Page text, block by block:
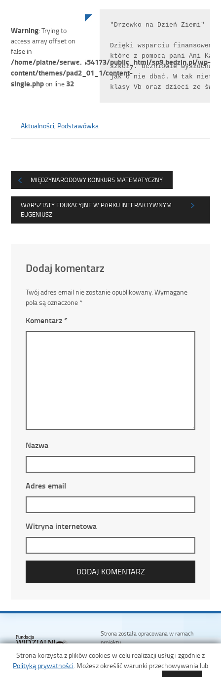
Warning: Trying to
access array offset on
false in
/home/platne/serwer454173/public_html/sp9.bedzin.pl/wp-
content/themes/pad2_01_1/content-
single.phpon line 32
"Drzewko na Dzień Ziemi"
Dzięki wsparciu finansowemu
które z pomocą pani Ani
szkoły. Uczniowie
jak o nie dbać. W tak
klasy Vb oraz dzieci ze
Aktualności, Podstawówka
MIĘDZYNARODOWY KONKURS MATEMATYCZNY
WARSZTATY EDUKACYJNE W PARKU INTERAKTYWNYM
EUGENIUSZ
Dodaj komentarz
Twój adres email nie zostanie opublikowany. Wymagane
pola są oznaczone *
Komentarz *
Nazwa
Adres email
Witryna internetowa
Strona została opracowana w ramach
projektu
Polska Akademia Dostępności
realizowanego przezFundację Widzialni
iMinisterstwo Administracji i
Strona korzysta z plików cookies w celu realizacji usług i zgodnie z
Polityką prywatności. Możesz określić warunki przechowywania lub